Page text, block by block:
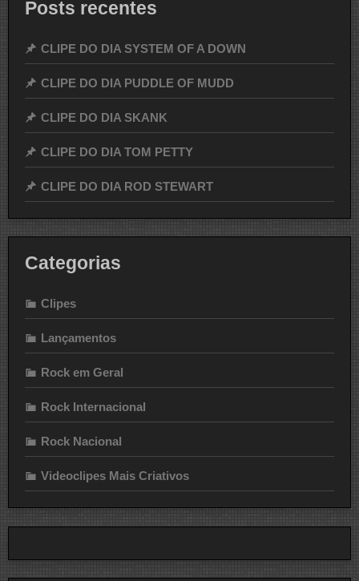
Posts recentes
CLIPE DO DIA SYSTEM OF A DOWN
CLIPE DO DIA PUDDLE OF MUDD
CLIPE DO DIA SKANK
CLIPE DO DIA TOM PETTY
CLIPE DO DIA ROD STEWART
Categorias
Clipes
Lançamentos
Rock em Geral
Rock Internacional
Rock Nacional
Videoclipes Mais Criativos